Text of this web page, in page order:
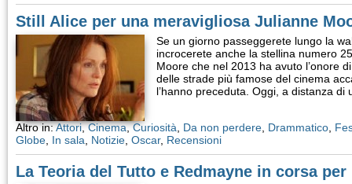
Still Alice per una meravigliosa Julianne
Se un giorno passeggerete lungo la
incrocerete anche la stellina numero
Moore che nel 2013 ha avuto l’onore
delle strade più famose del cinema
l’hanno preceduta. Oggi, a distanza
Altro in:Attori,Cinema,Curiosità Da non perdere Drammatico
Globe In sala Notizie Oscar, Recensioni
La Teoria del Tutto e Redmayne in corsa per